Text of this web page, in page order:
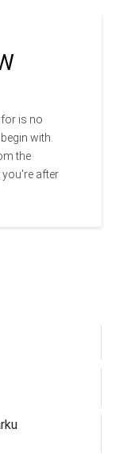
is no
with.
the
you're after